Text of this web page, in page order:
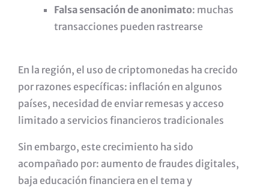
Falsa sensación de anonimato: muchas
transacciones pueden rastrearse
En la región, el uso de criptomonedas ha crecido
por razones específicas: inflación en algunos
países, necesidad de enviar remesas y acceso
limitado a servicios financieros tradicionales
Sin embargo, este crecimiento ha sido
acompañado por: aumento de fraudes digitales,
baja educación financiera en el tema y